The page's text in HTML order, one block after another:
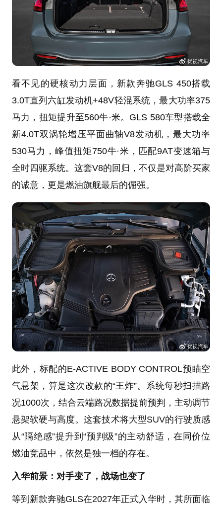
看不见的硬核动力层面，新款奔驰GLS 450搭载
3.0T直列六缸发动机+48V轻混系统，最大功率375
马力，扭矩提升至560牛·米。GLS 580车型搭载全
新4.0T双涡轮增压平面曲轴V8发动机，最大功率
530马力，峰值扭矩750牛·米，匹配9AT变速箱与
全时四驱系统。这套V8的回归，不仅是对高阶买家
的诚意，更是燃油旗舰最后的倔强。
此外，标配的E-ACTIVE BODY CONTROL预瞄空
气悬架，算是这次改款的“王炸”。系统每秒扫描路
况1000次，结合云端路况数据提前预判，主动调节
悬架软硬与高度。这套技术将大型SUV的行驶质感
从“隔绝感”提升到“预判级”的主动舒适，在同价位
燃油竞品中，依然是独一档的存在。
入华前景：对手变了，战场也变了
等到新款奔驰GLS在2027年正式入华时，其所面临